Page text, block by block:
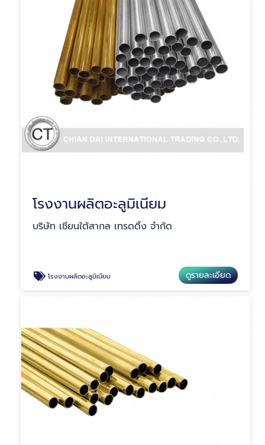
โรงงานผลิตอะลูมิเนียม
บริษัท เชียนใต้สากล เทรดดิ้ง จำกัด
โรงงานผลิตอะลูมิเนียม ดูรายละเอียด